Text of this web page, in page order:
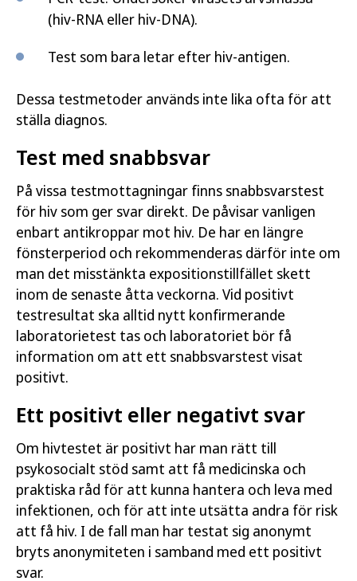
(hiv-RNA eller hiv-DNA).
Test som bara letar efter hiv-antigen.
Dessa testmetoder används inte lika ofta för att
ställa diagnos.
Test med snabbsvar
På vissa testmottagningar finns snabbsvarstest
för hiv som ger svar direkt. De påvisar vanligen
enbart antikroppar mot hiv. De har en längre
fönsterperiod och rekommenderas därför inte om
man det misstänkta expositionstillfället skett
inom de senaste åtta veckorna. Vid positivt
testresultat ska alltid nytt konfirmerande
laboratorietest tas och laboratoriet bör få
information om att ett snabbsvarstest visat
positivt.
Ett positivt eller negativt svar
Om hivtestet är positivt har man rätt till
psykosocialt stöd samt att få medicinska och
praktiska råd för att kunna hantera och leva med
infektionen, och för att inte utsätta andra för risk
att få hiv. I de fall man har testat sig anonymt
bryts anonymiteten i samband med ett positivt
svar.